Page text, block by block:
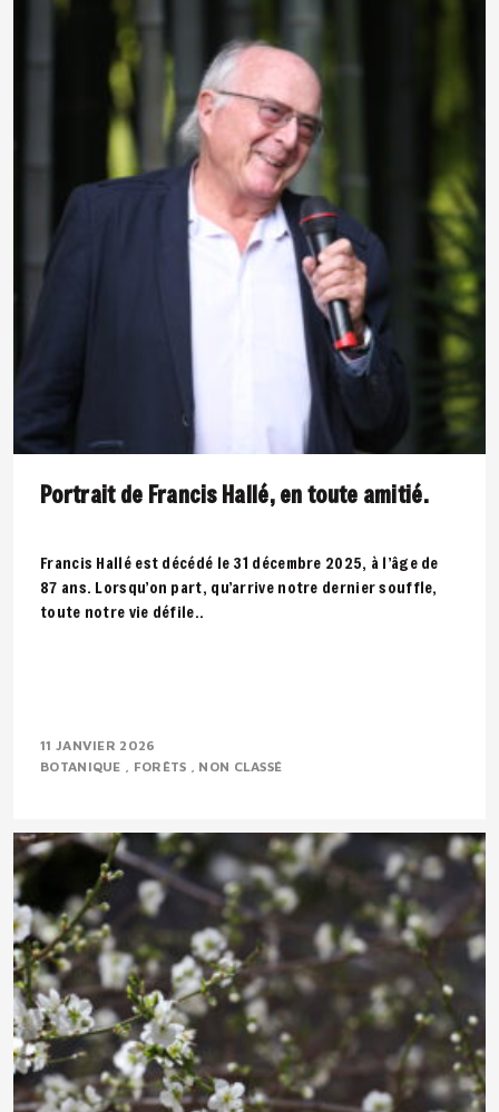
Portrait de Francis Hallé, en toute amitié.
Francis Hallé est décédé le 31 décembre 2025, à l’âge de
87 ans. Lorsqu’on part, qu’arrive notre dernier souffle,
toute notre vie défile..
11 JANVIER 2026
BOTANIQUE
FORÊTS NON CLASSÉ